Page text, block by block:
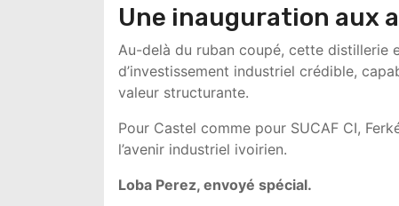
Une inauguration aux
Au-delà du ruban coupé, cette distillerie
d’investissement industriel crédible,
valeur structurante.
Pour Castel comme pour SUCAF CI,
l’avenir industriel ivoirien.
Loba Perez, envoyé spécial.